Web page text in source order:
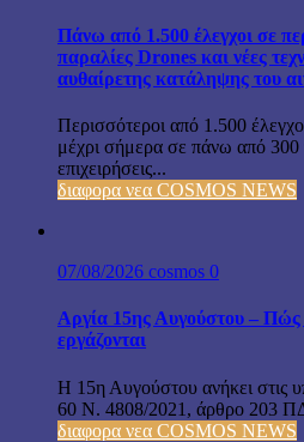
Πάνω από 1.500 έλεγχοι σε
παραλίες Drones και νέες
αυθαίρετης κατάληψης του
Περισσότεροι από 1.500
μέχρι σήμερα σε πάνω από 300
επιχειρήσεις...
διαφορα νεα COSMOS NEWS
07/08/2026 cosmos 0
Αργία 15ης Αυγούστου – Πώς
εργάζονται
Η 15η Αυγούστου ανήκει στις
60 Ν. 4808/2021, άρθρο 203
διαφορα νεα COSMOS NEWS